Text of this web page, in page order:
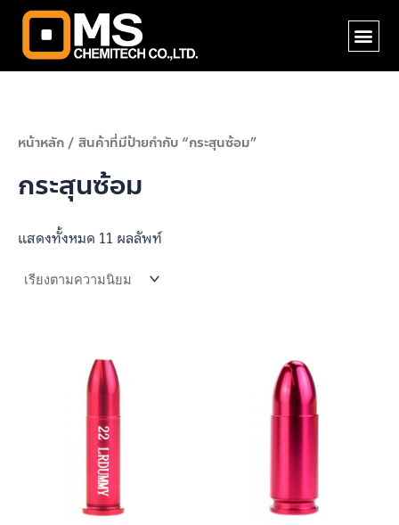
Skip
content
หน้าหลัก/ สินค้าที่มีป้ายกำกับ “กระสุนซ้อม”
กระสุนซ้อม
แสดงทั้งหมด 11 ผลลัพท์